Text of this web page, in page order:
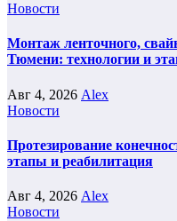
Новости
Монтаж ленточного,
Тюмени: технологии и
Авг 4, 2026 Alex
Новости
Протезирование
этапы и реабилитация
Авг 4, 2026 Alex
Новости